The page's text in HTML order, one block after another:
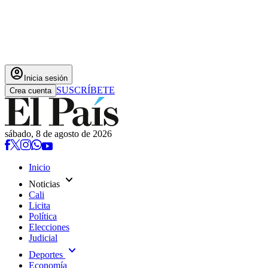
account_circle Inicia sesión
Crea cuenta SUSCRÍBETE
sábado, 8 de agosto de 2026
Inicio
Noticias expand_more
Cali
Licita
Política
Elecciones
Judicial
Deportes expand_more
Economía